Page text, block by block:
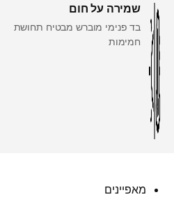
שמירה על חום
בד פנימי מוברש מבטיח תחושת
חמימות
מאפיינים